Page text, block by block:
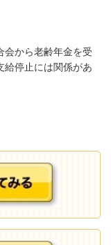
会から老齢年金を受
給停止には関係があ